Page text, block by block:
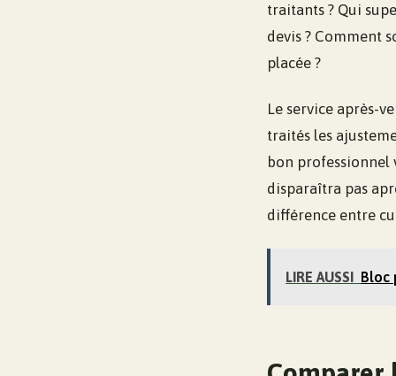
traitants ? Qui
devis ? Comment
placée ?
Le service après-
traités les
bon professionnel
disparaîtra pas
différence entre
LIRE AUSSI Bloc